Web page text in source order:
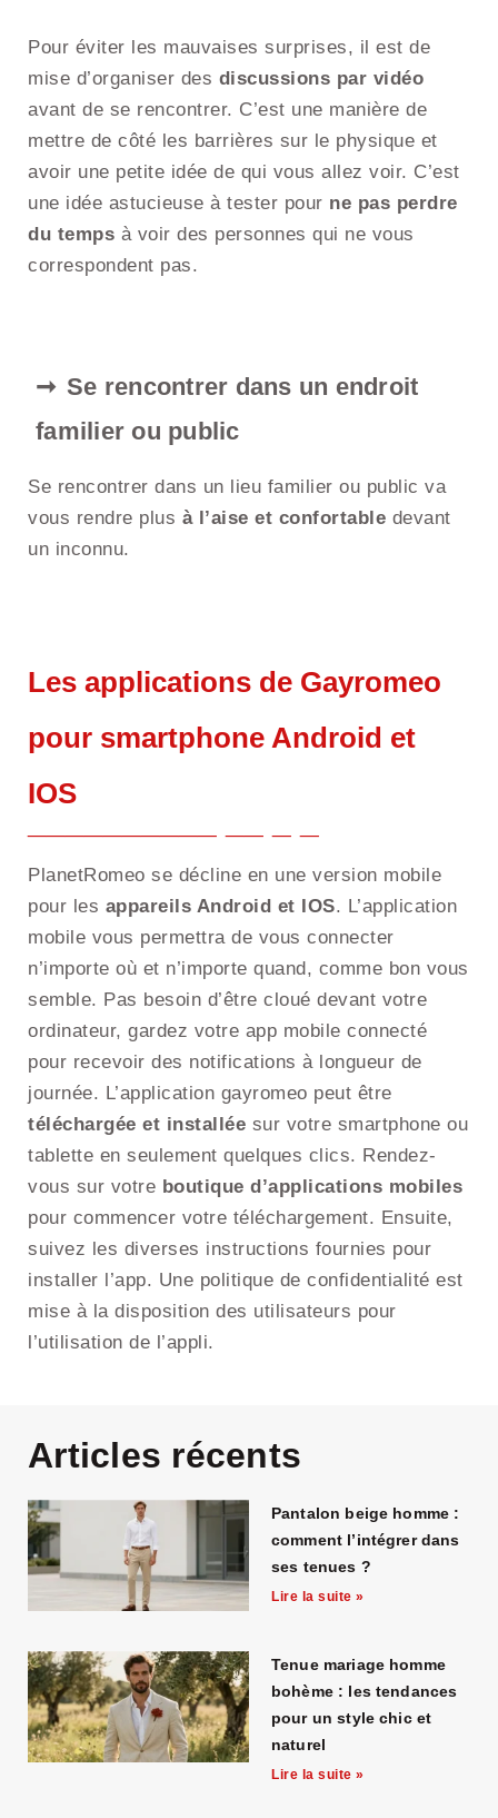
Pour éviter les mauvaises surprises, il est de
mise d’organiser des discussions par vidéo
avant de se rencontrer. C’est une manière de
mettre de côté les barrières sur le physique et
avoir une petite idée de qui vous allez voir. C’est
une idée astucieuse à tester pour ne pas perdre
du temps à voir des personnes qui ne vous
correspondent pas.
Se rencontrer dans un endroit
familier ou public
Se rencontrer dans un lieu familier ou public va
vous rendre plus à l’aise et confortable devant
un inconnu.
Les applications de Gayromeo
pour smartphone Android et
IOS
PlanetRomeo se décline en une version mobile
pour les appareils Android et IOS. L’application
mobile vous permettra de vous connecter
n’importe où et n’importe quand, comme bon vous
semble. Pas besoin d’être cloué devant votre
ordinateur, gardez votre app mobile connecté
pour recevoir des notifications à longueur de
journée. L’application gayromeo peut être
téléchargée et installée sur votre smartphone ou
tablette en seulement quelques clics. Rendez-
vous sur votre boutique d’applications mobiles
pour commencer votre téléchargement. Ensuite,
suivez les diverses instructions fournies pour
installer l’app. Une politique de confidentialité est
mise à la disposition des utilisateurs pour
l’utilisation de l’appli.
Articles récents
Pantalon beige homme :
comment l’intégrer dans
ses tenues ?
Lire la suite »
Tenue mariage homme
bohème : les tendances
pour un style chic et
naturel
Lire la suite »